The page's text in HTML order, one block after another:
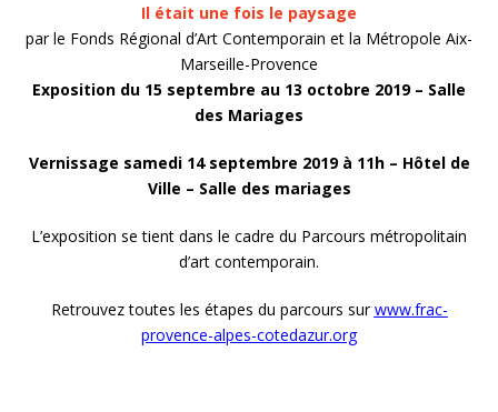
Il était une fois le paysage
par le Fonds Régional d’Art Contemporain et la Métropole Aix-
Marseille-Provence
Exposition du 15 septembre au 13 octobre 2019 – Salle
des Mariages
Vernissage samedi 14 septembre 2019 à 11h – Hôtel de
Ville – Salle des mariages
L’exposition se tient dans le cadre du Parcours métropolitain
d’art contemporain.
Retrouvez toutes les étapes du parcours sur www.frac-
provence-alpes-cotedazur.org